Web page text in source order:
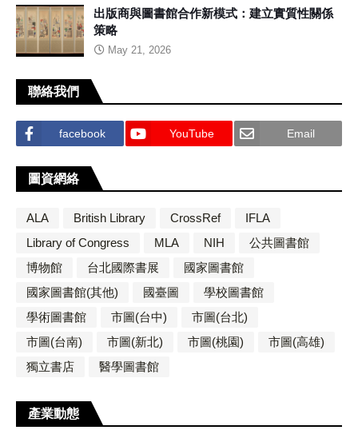
出版商與圖書館合作新模式：建立實質性關係
策略
May 21, 2026
聯絡我們
facebook YouTube Email
圖資網絡
ALA British Library CrossRef
IFLA
Library of Congress
MLA NIH
公共圖書館
博物館
台北國際書展
國家圖書館
國家圖書館(其他)
國臺圖
學校圖書館
學術圖書館
市圖(台中)
市圖(台北)
市圖(台南)
市圖(新北) 市圖(桃園)
市圖(高雄)
獨立書店
醫學圖書館
產業動態